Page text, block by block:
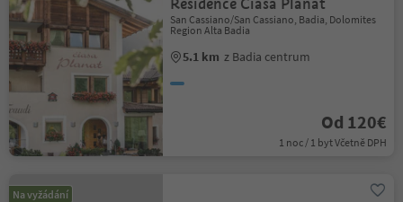
Residence Ciasa Planat
San Cassiano/San Cassiano, Badia, Dolomites
Region Alta Badia
5.1 km z Badia centrum
Od 120€
1 noc / 1 byt Včetně DPH
Na vyžádání